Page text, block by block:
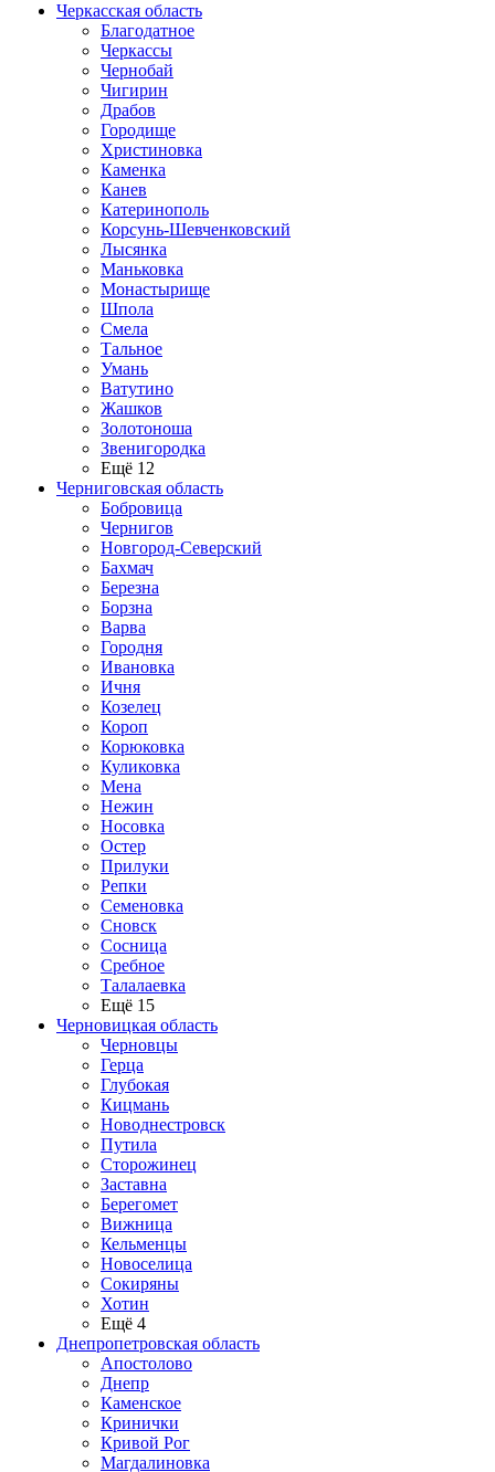
Черкасская область
Благодатное
Черкассы
Чернобай
Чигирин
Драбов
Городище
Христиновка
Каменка
Канев
Катеринополь
Корсунь-Шевченковский
Лысянка
Маньковка
Монастырище
Шпола
Смела
Тальное
Умань
Ватутино
Жашков
Золотоноша
Звенигородка
Ещё 12
Черниговская область
Бобровица
Чернигов
Новгород-Северский
Бахмач
Березна
Борзна
Варва
Городня
Ивановка
Ичня
Козелец
Короп
Корюковка
Куликовка
Мена
Нежин
Носовка
Остер
Прилуки
Репки
Семеновка
Сновск
Сосница
Сребное
Талалаевка
Ещё 15
Черновицкая область
Черновцы
Герца
Глубокая
Кицмань
Новоднестровск
Путила
Сторожинец
Заставна
Берегомет
Вижница
Кельменцы
Новоселица
Сокиряны
Хотин
Ещё 4
Днепропетровская область
Апостолово
Днепр
Каменское
Кринички
Кривой Рог
Магдалиновка